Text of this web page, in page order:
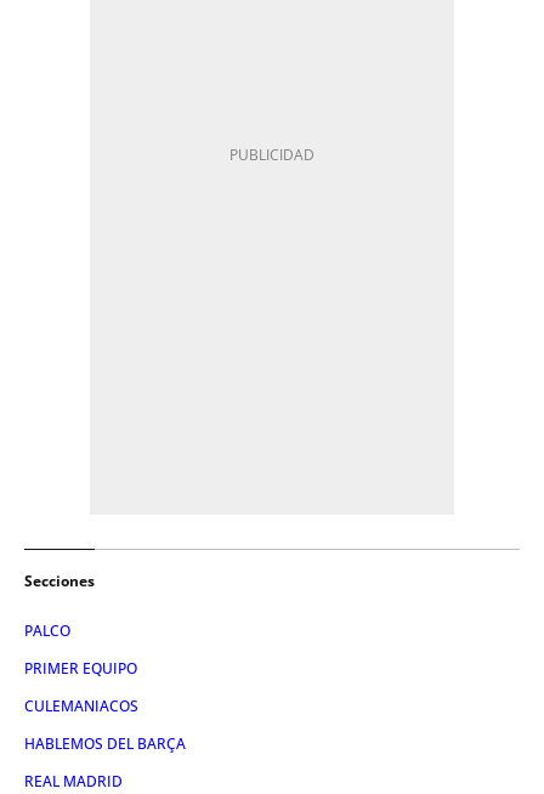
Secciones
PALCO
PRIMER EQUIPO
CULEMANIACOS
HABLEMOS DEL BARÇA
REAL MADRID